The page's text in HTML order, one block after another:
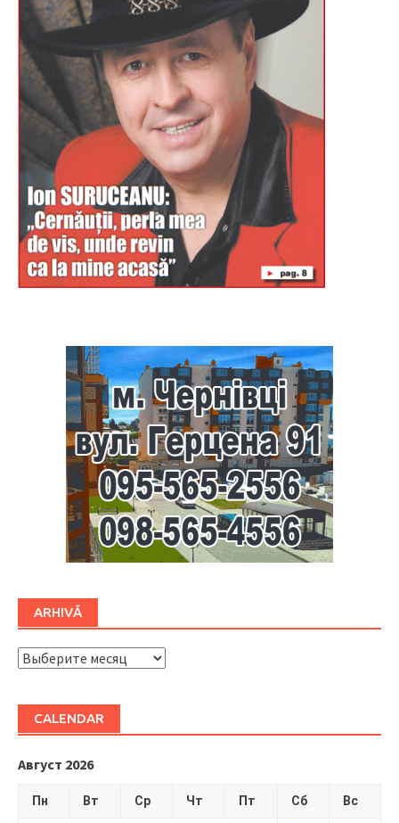
ARHIVĂ
ARHIVĂ
CALENDAR
Август 2026
Пн Вт Ср Чт Пт Сб Вс